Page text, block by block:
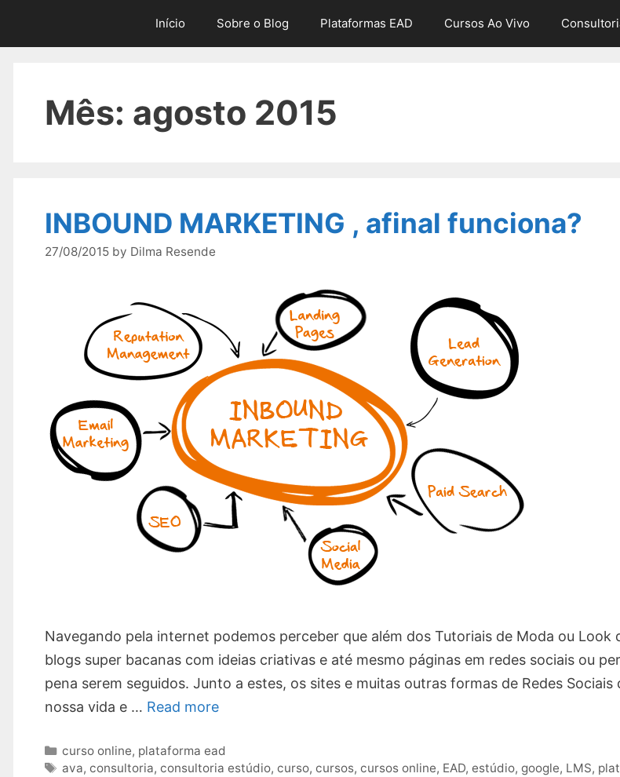
Início Sobre o Blog Plataformas EAD Cursos Ao Vivo
Mês: agosto 2015
INBOUND MARKETING , afinal funciona?
27/08/2015 by Dilma Resende
Navegando pela internet podemos perceber que além dos Tutoriais de Moda ou Look
blogs super bacanas com ideias criativas e até mesmo páginas em redes sociais ou
pena serem seguidos. Junto a estes, os sites e muitas outras formas de Redes Sociais
nossa vida e … Read more
Categories
curso online, plataforma ead
Tags
ava,consultoria,consultoria estúdio,curso,cursos,cursos online, EAD,estúdio,google, LMS,